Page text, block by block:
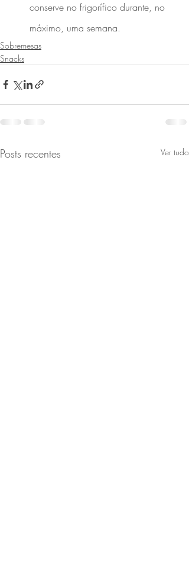
conserve no frigorífico durante, no
máximo, uma semana.
Sobremesas
Snacks
Posts recentes Ver tudo